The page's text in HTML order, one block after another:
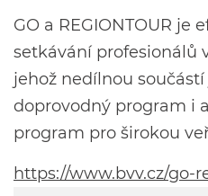
GO a REGIONTOUR
setkávání profesionálů
jehož nedílnou
doprovodný program i
program pro širokou
https://www.bvv.cz/go-